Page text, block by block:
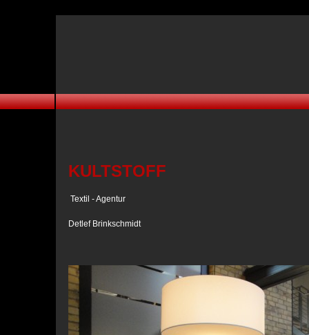
KULTSTOFF
Textil - Agentur
Detlef Brinkschmidt